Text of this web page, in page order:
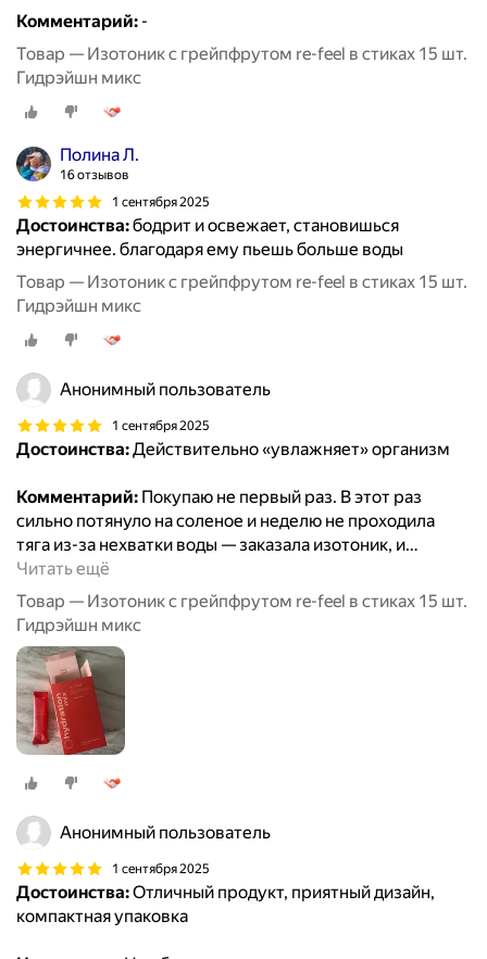
Комментарий: -
Товар — Изотоник с грейпфрутом re-feel в стиках 15 шт.
Гидрэйшн микс
Полина Л.
16 отзывов
1 сентября 2025
Достоинства:бодрит и освежает, становишься
энергичнее. благодаря ему пьешь больше воды
Товар — Изотоник с грейпфрутом re-feel в стиках 15 шт.
Гидрэйшн микс
Анонимный пользователь
1 сентября 2025
Достоинства:Действительно «увлажняет» организм
Комментарий: Покупаю не первый раз. В этот раз
сильно потянуло на соленое и неделю не проходила
тяга из-за нехватки воды — заказала изотоник, и…
Читать ещё
Товар — Изотоник с грейпфрутом re-feel в стиках 15 шт.
Гидрэйшн микс
Анонимный пользователь
1 сентября 2025
Достоинства:Отличный продукт, приятный дизайн,
компактная упаковка